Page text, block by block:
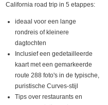
California road trip in 5 etappes:
ideaal voor een lange
rondreis of kleinere
dagtochten
Inclusief een gedetailleerde
kaart met een gemarkeerde
route 288 foto's in de typische,
puristische Curves-stijl
Tips over restaurants en